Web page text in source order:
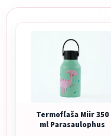
Termofľaša Miir 350
ml Parasaulophus